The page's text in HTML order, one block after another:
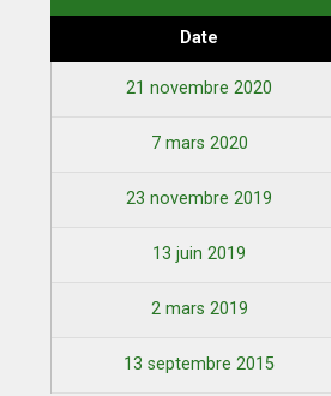
Date
21 novembre 2020
7 mars 2020
23 novembre 2019
13 juin 2019
2 mars 2019
13 septembre 2015